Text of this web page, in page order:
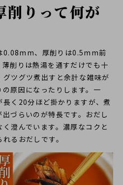
りって何が
0.08mm、厚削りは0.5mm前
削りは熱湯を通すだけでも十
ツグツ煮出すと余計な雑味が
原因になったりします。一
く20分ほど掛かりますが、煮
づらいのが特長です。おだし
澄んでいます。濃厚なコクと
るおだしです。